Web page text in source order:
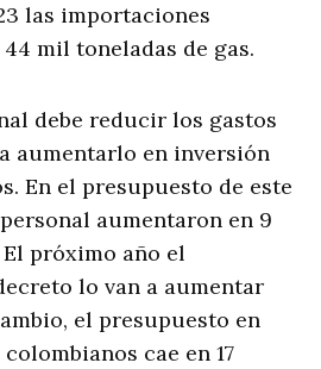
las importaciones
mil toneladas de gas.
debe reducir los gastos
aumentarlo en inversión
En el presupuesto de este
aumentaron en 9
próximo año el
lo van a aumentar
el presupuesto en
cae en 17